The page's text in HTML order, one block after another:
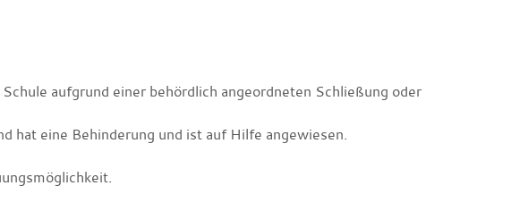
aufgrund einer behördlich angeordneten Schließung oder
hat eine Behinderung und ist auf Hilfe angewiesen.